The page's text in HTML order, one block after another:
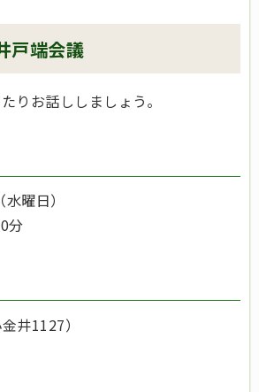
戸端会議
りお話ししましょう。
曜日）
分
金井1127）